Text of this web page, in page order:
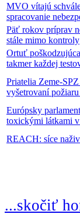
MVO vítajú
spracovanie
Päť rokov príprav
stále mimo kontroly
Ortuť
takmer každej
Priatelia Zeme-
vyšetrovaní
Európsky
toxickými látkami
REACH: síce
...skočiť